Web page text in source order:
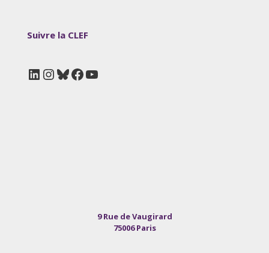
Suivre la CLEF
LinkedIn
Instagram
Bluesky
Facebook
YouTube
9 Rue de Vaugirard
75006 Paris